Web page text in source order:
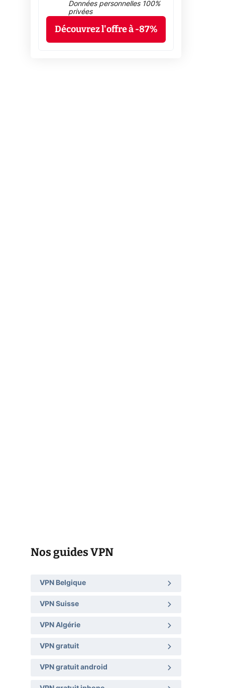
Données personnelles 100%
privées
Découvrez l'offre à -87%
Nos guides VPN
VPN Belgique
VPN Suisse
VPN Algérie
VPN gratuit
VPN gratuit android